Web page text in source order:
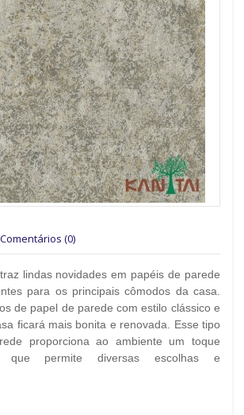
Comentários (0)
lindas novidades em papéis de parede
para os principais cômodos da casa.
de papel de parede com estilo clássico e
ficará mais bonita e renovada. Esse tipo
proporciona ao ambiente um toque
que permite diversas escolhas e